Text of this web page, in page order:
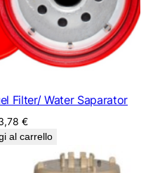
Filter/ Water Saparator
€
al carrello